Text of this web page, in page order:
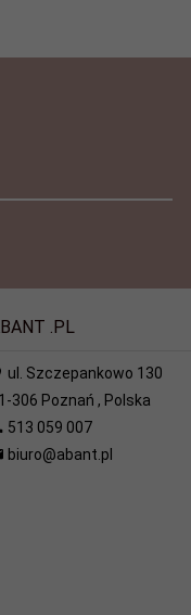
.PL
ul. Szczepankowo 130
306 Poznań , Polska
513 059 007
biuro@abant.pl